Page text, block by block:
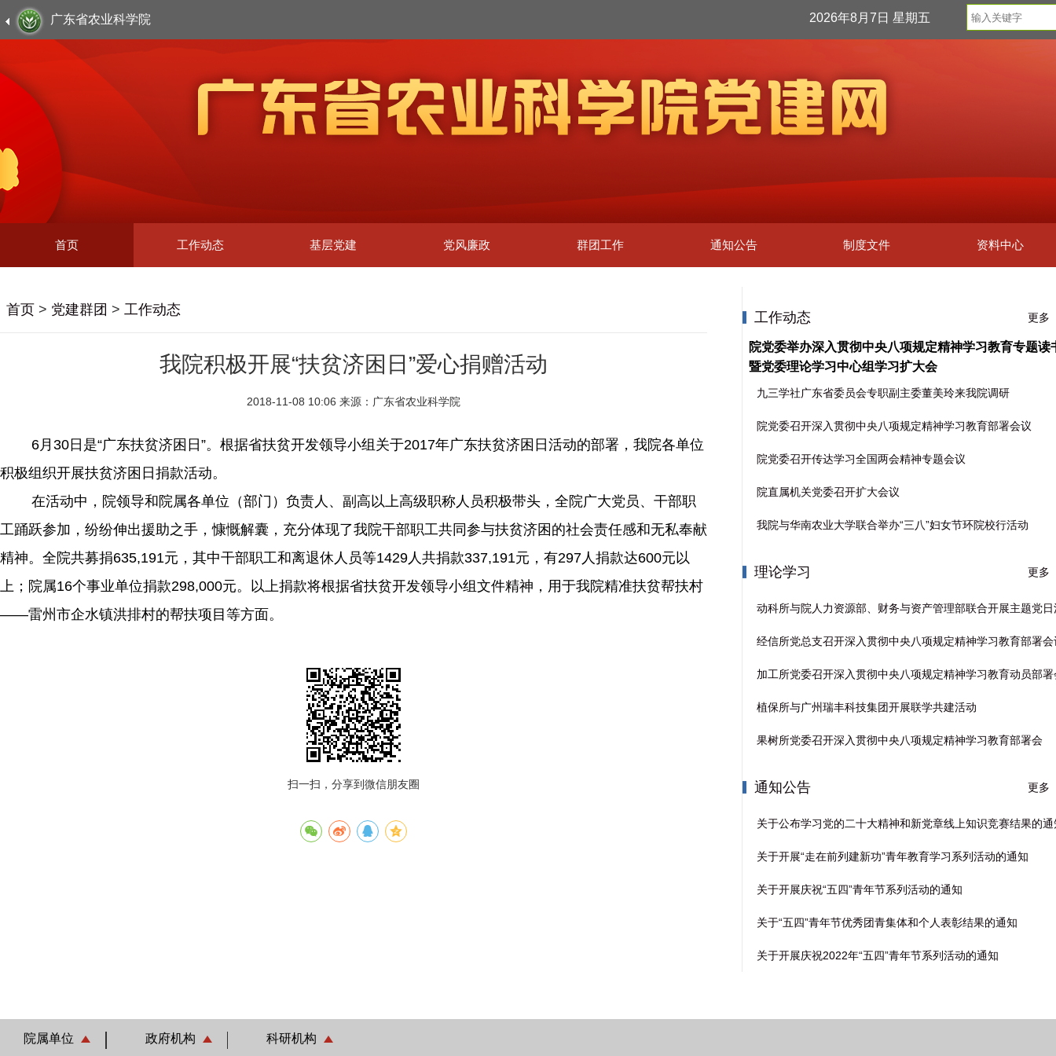
广东省农业科学院 2026年8月7日 星期五
首页 工作动态 基层党建 党风廉政 群团工作 通知公告 制度文件 资料中心
首页 > 党建群团 > 工作动态
我院积极开展“扶贫济困日”爱心捐赠活动
2018-11-08 10:06 来源：广东省农业科学院
6月30日是“广东扶贫济困日”。根据省扶贫开发领导小组关于2017年广东扶贫济困日活动的部署，我院各单位
积极组织开展扶贫济困日捐款活动。
在活动中，院领导和院属各单位（部门）负责人、副高以上高级职称人员积极带头，全院广大党员、干部职
工踊跃参加，纷纷伸出援助之手，慷慨解囊，充分体现了我院干部职工共同参与扶贫济困的社会责任感和无私奉献
精神。全院共募捐635,191元，其中干部职工和离退休人员等1429人共捐款337,191元，有297人捐款达600元以
上；院属16个事业单位捐款298,000元。以上捐款将根据省扶贫开发领导小组文件精神，用于我院精准扶贫帮扶村
——雷州市企水镇洪排村的帮扶项目等方面。
扫一扫，分享到微信朋友圈
工作动态 更多
院党委举办深入贯彻中央八项规定精神学习教育专题读
暨党委理论学习中心组学习扩大会
九三学社广东省委员会专职副主委董美玲来我院调研
院党委召开深入贯彻中央八项规定精神学习教育部署会议
院党委召开传达学习全国两会精神专题会议
院直属机关党委召开扩大会议
我院与华南农业大学联合举办“三八”妇女节环院校行活动
理论学习 更多
动科所与院人力资源部、财务与资产管理部联合开展主题党日
经信所党总支召开深入贯彻中央八项规定精神学习教育部署会
加工所党委召开深入贯彻中央八项规定精神学习教育动员部署
植保所与广州瑞丰科技集团开展联学共建活动
果树所党委召开深入贯彻中央八项规定精神学习教育部署会
通知公告 更多
关于公布学习党的二十大精神和新党章线上知识竞赛结果的通
关于开展“走在前列建新功”青年教育学习系列活动的通知
关于开展庆祝“五四”青年节系列活动的通知
关于“五四”青年节优秀团青集体和个人表彰结果的通知
关于开展庆祝2022年“五四”青年节系列活动的通知
院属单位 政府机构 科研机构